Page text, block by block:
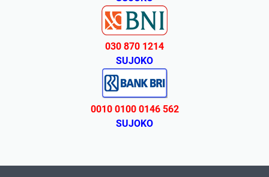
030 870 1214
SUJOKO
0010 0100 0146 562
SUJOKO